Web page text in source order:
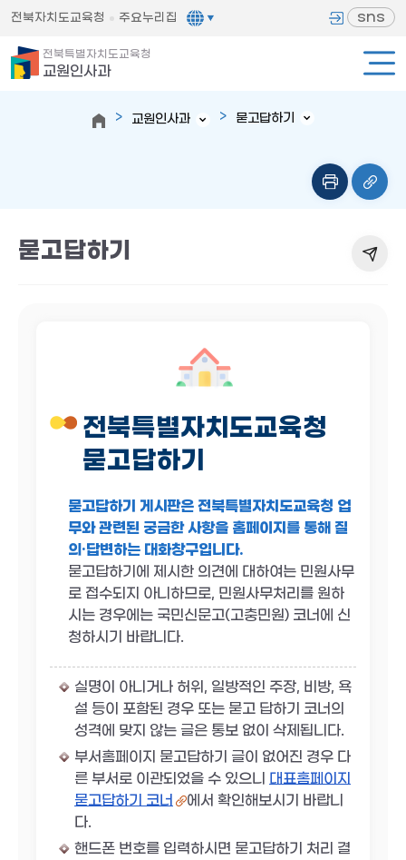
전북자치도교육청 주요누리집 sns
전북특별자치도교육청
교원인사과
교원인사과 묻고답하기
묻고답하기
전북특별자치도교육청
묻고답하기
묻고답하기 게시판은 전북특별자치도교육청 업
무와 관련된 궁금한 사항을 홈페이지를 통해 질
의·답변하는 대화창구입니다.
묻고답하기에 제시한 의견에 대하여는 민원사무
로 접수되지 아니하므로, 민원사무처리를 원하
시는 경우에는 국민신문고(고충민원) 코너에 신
청하시기 바랍니다.
실명이 아니거나 허위, 일방적인 주장, 비방, 욕
설 등이 포함된 경우 또는 묻고 답하기 코너의
성격에 맞지 않는 글은 통보 없이 삭제됩니다.
부서홈페이지 묻고답하기 글이 없어진 경우 다
른 부서로 이관되었을 수 있으니 대표홈페이지
묻고답하기 코너
에서 확인해보시기 바랍니
다.
핸드폰 번호를 입력하시면 묻고답하기 처리 결